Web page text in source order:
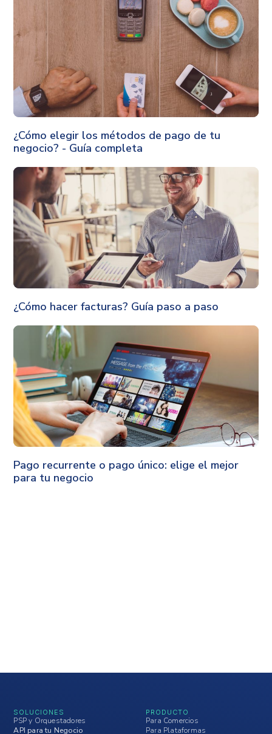
Finanzas
¿Cómo elegir los métodos de pago de tu
negocio? - Guía completa
Gestión
¿Cómo hacer facturas? Guía paso a paso
Pago recurrente o pago único: elige el mejor
para tu negocio
SOLUCIONES
PSP y Orquestadores
API para tu Negocio
PRODUCTO
Para Comercios
Para Plataformas